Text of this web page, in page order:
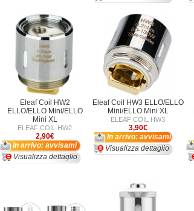
Eleaf Coil HW2
ELLO/ELLO Mini/ELLO
Mini XL
ELEAF COIL HW2
2,90€
In arrivo: avvisami
Visualizza dettaglio
Eleaf Coil HW3 ELLO/ELLO
Mini/ELLO Mini XL
ELEAF COIL HW3
3,90€
In arrivo: avvisami
Visualizza dettaglio